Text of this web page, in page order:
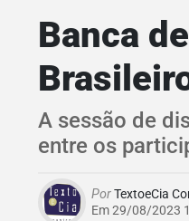
Banca
A sessão de
entre os
PorTextoeCia
Em 29/08/2023